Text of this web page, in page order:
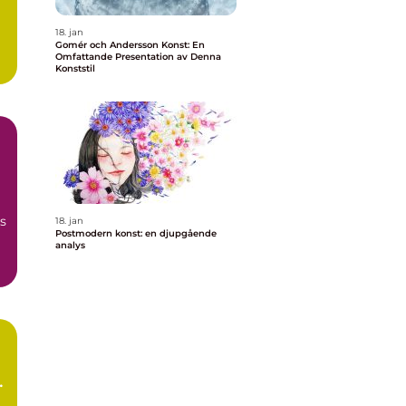
18. jan
Gomér och Andersson Konst: En
Omfattande Presentation av Denna
Konststil
18. jan
Postmodern konst: en djupgående
analys